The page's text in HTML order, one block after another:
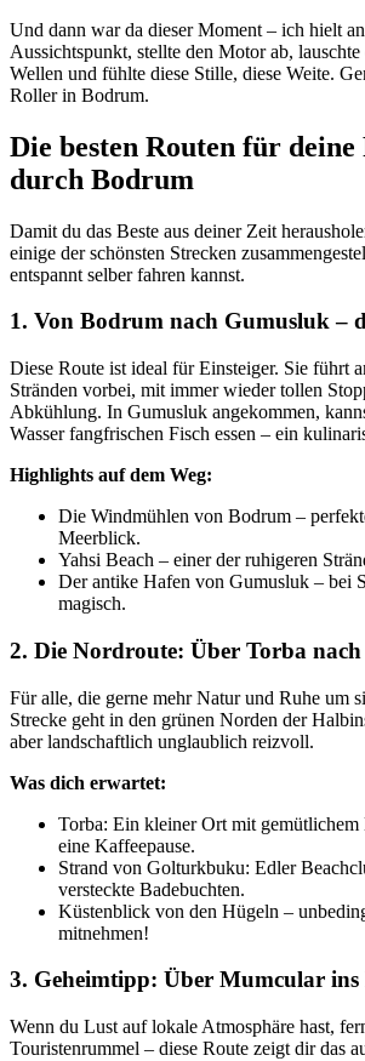
Und dann war da dieser Moment – ich hielt
Aussichtspunkt, stellte den Motor ab, lauschte
Wellen und fühlte diese Stille, diese Weite.
Roller in Bodrum.
Die besten Routen für
durch Bodrum
Damit du das Beste aus deiner Zeit
einige der schönsten Strecken
entspannt selber fahren kannst.
1. Von Bodrum nach Gumusluk –
Diese Route ist ideal für Einsteiger. Sie führt
Stränden vorbei, mit immer wieder tollen
Abkühlung. In Gumusluk angekommen,
Wasser fangfrischen Fisch essen – ein
Highlights auf dem Weg:
Die Windmühlen von Bodrum –
Meerblick.
Yahsi Beach – einer der ruhigeren
Der antike Hafen von Gumusluk – bei
magisch.
2. Die Nordroute: Über Torba
Für alle, die gerne mehr Natur und Ruhe um
Strecke geht in den grünen Norden der
aber landschaftlich unglaublich reizvoll.
Was dich erwartet:
Torba: Ein kleiner Ort mit
eine Kaffeepause.
Strand von Golturkbuku: Edler
versteckte Badebuchten.
Küstenblick von den Hügeln –
mitnehmen!
3. Geheimtipp: Über Mumcular
Wenn du Lust auf lokale Atmosphäre hast,
Touristenrummel – diese Route zeigt dir das